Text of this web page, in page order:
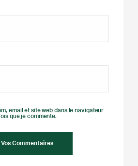
email et site web dans le navigateur
que je commente.